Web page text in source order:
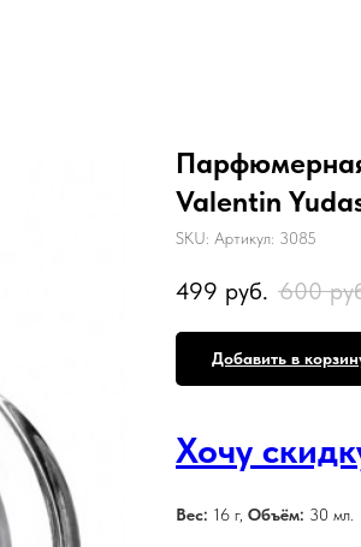
Valentin
SKU: Артикул: 3085
499 руб. 600
Добавить в
Хочу
Вес: 16 г, Объём: 30 мл.